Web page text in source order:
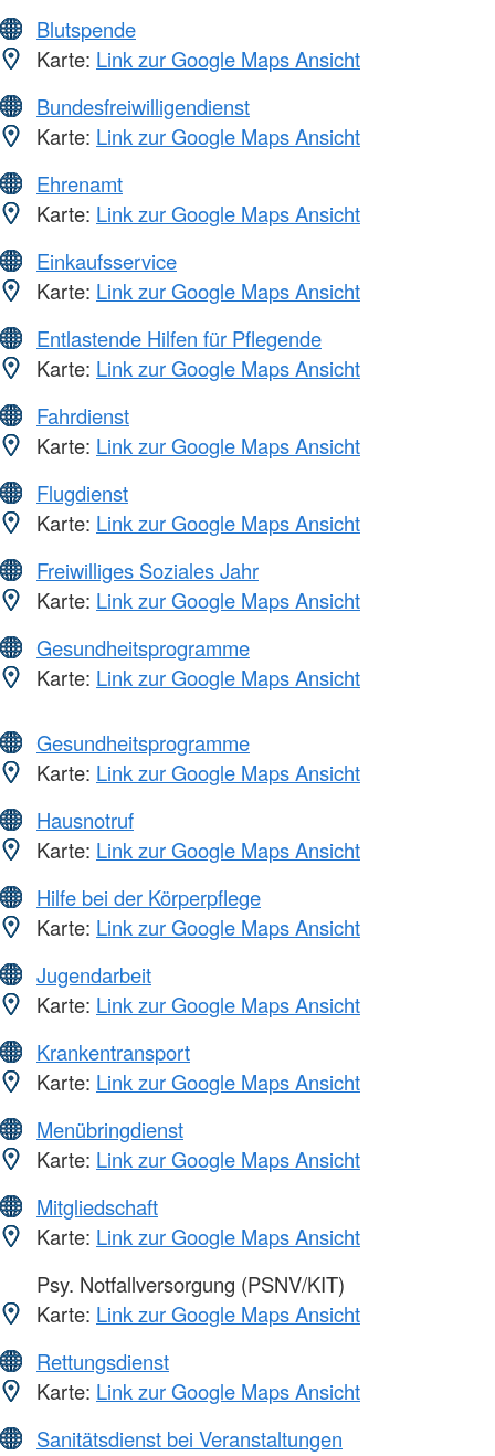
Blutspende
Karte: Link zur Google Maps Ansicht
Bundesfreiwilligendienst
Karte: Link zur Google Maps Ansicht
Ehrenamt
Karte: Link zur Google Maps Ansicht
Einkaufsservice
Karte: Link zur Google Maps Ansicht
Entlastende Hilfen für Pflegende
Karte: Link zur Google Maps Ansicht
Fahrdienst
Karte: Link zur Google Maps Ansicht
Flugdienst
Karte: Link zur Google Maps Ansicht
Freiwilliges Soziales Jahr
Karte: Link zur Google Maps Ansicht
Gesundheitsprogramme
Karte: Link zur Google Maps Ansicht
Gesundheitsprogramme
Karte: Link zur Google Maps Ansicht
Hausnotruf
Karte: Link zur Google Maps Ansicht
Hilfe bei der Körperpflege
Karte: Link zur Google Maps Ansicht
Jugendarbeit
Karte: Link zur Google Maps Ansicht
Krankentransport
Karte: Link zur Google Maps Ansicht
Menübringdienst
Karte: Link zur Google Maps Ansicht
Mitgliedschaft
Karte: Link zur Google Maps Ansicht
Psy. Notfallversorgung (PSNV/KIT)
Karte: Link zur Google Maps Ansicht
Rettungsdienst
Karte: Link zur Google Maps Ansicht
Sanitätsdienst bei Veranstaltungen